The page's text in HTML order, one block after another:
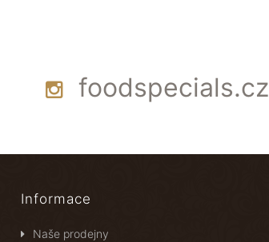
foodspecials.cz
Informace
Naše prodejny